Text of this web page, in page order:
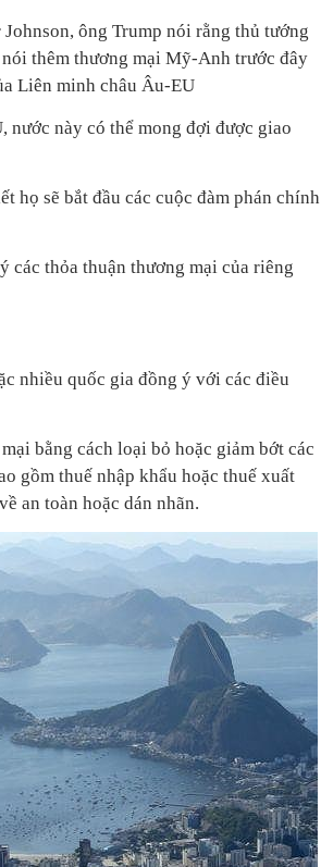
ông Trump nói rằng thủ tướng
thêm thương mại Mỹ-Anh trước đây
Liên minh châu Âu-EU
nước này có thể mong đợi được giao
họ sẽ bắt đầu các cuộc đàm phán chính
thỏa thuận thương mại của riêng
nhiều quốc gia đồng ý với các điều
bằng cách loại bỏ hoặc giảm bớt các
gồm thuế nhập khẩu hoặc thuế xuất
an toàn hoặc dán nhãn.